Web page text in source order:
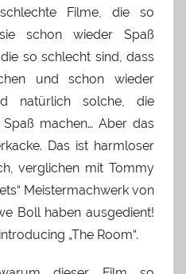
Filme, die so
schon wieder Spaß
so schlecht sind, dass
und schon wieder
natürlich solche, die
machen… Aber das
Das ist harmloser
verglichen mit Tommy
Meistermachwerk von
Boll haben ausgedient!
„The Room“.